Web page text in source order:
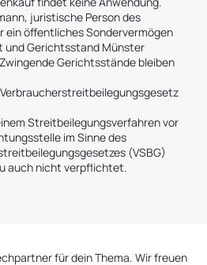
juristische Person des
ein öffentliches Sondervermögen
und Gerichtsstand Münster
Gerichtsstände bleiben
Streitbeilegungsverfahren vor
im Sinne des
(VSBG)
auch nicht verpflichtet.
für dein Thema. Wir freuen